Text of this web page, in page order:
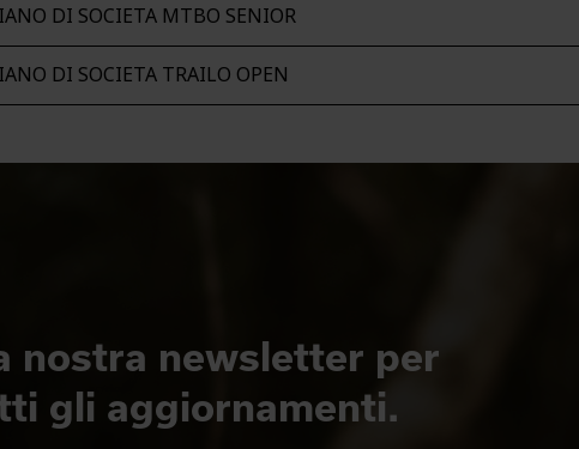
DI SOCIETA MTBO SENIOR
DI SOCIETA TRAILO OPEN
nostra newsletter per
gli aggiornamenti.